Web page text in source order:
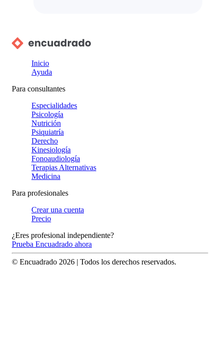
Inicio
Ayuda
Para consultantes
Especialidades
Psicología
Nutrición
Psiquiatría
Derecho
Kinesiología
Fonoaudiología
Terapias Alternativas
Medicina
Para profesionales
Crear una cuenta
Precio
¿Eres profesional independiente?
Prueba Encuadrado ahora
© Encuadrado 2026 | Todos los derechos reservados.